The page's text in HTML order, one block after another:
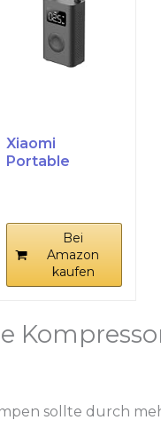
Xiaomi
Portable
Bei
Amazon
kaufen
sollte durch